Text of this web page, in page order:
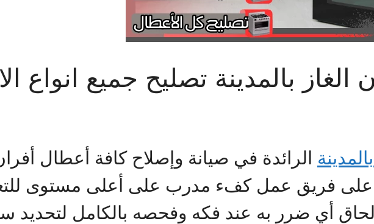
بالمدينة تصليح جميع انواع
الرائدة في صيانة وإصلاح كافة أعطال
على فريق عمل كفء مدرب على أعلى مستوى
أي ضرر به عند فكه وفحصه بالكامل لتحديد